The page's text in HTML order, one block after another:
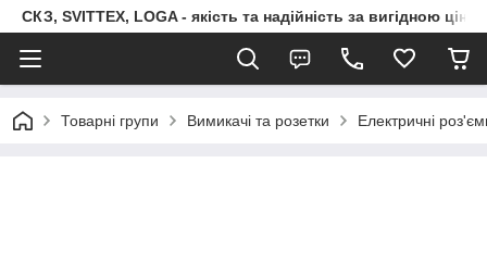
СКЗ, SVITTEX, LOGA - якість та надійність за вигідною
Товарні групи Вимикачі та розетки Електричні